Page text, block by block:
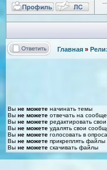
Главная »
Вы не можете начинать темы
Вы не можете отвечать на
Вы не можете редактировать
Вы не можете удалять свои
Вы не можете голосовать в
Вы не можете прикреплять
Вы не можете скачивать файлы